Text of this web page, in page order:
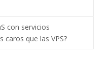
con servicios
que las VPS?